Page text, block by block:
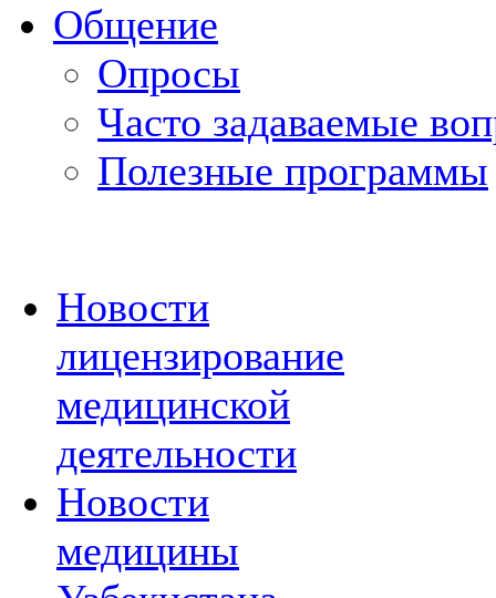
Общение
Опросы
Часто задаваемые
Полезные программы
Новости
лицензирование
медицинской
деятельности
Новости
медицины